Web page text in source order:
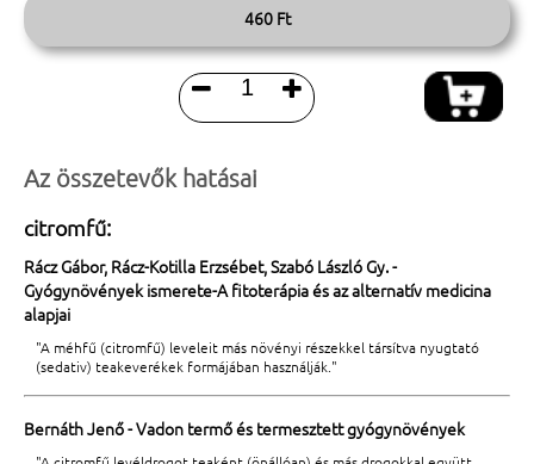
460 Ft
 
Az összetevők hatásai
citromfű:
Rácz Gábor, Rácz-Kotilla Erzsébet, Szabó László Gy. -
Gyógynövények ismerete-A fitoterápia és az alternatív medicina
alapjai
"A méhfű (citromfű) leveleit más növényi részekkel társítva nyugtató
(sedativ) teakeverékek formájában használják."
Bernáth Jenő - Vadon termő és termesztett gyógynövények